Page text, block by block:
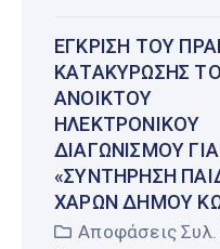
ΈΓΚΡΙΣΗ ΤΟΥ
ΚΑΤΑΚΎΡΩΣΗΣ
ΑΝΟΙΚΤΟΎ
ΗΛΕΚΤΡΟΝΙΚΟΎ
ΔΙΑΓΩΝΙΣΜΟΎ
«ΣΥΝΤΉΡΗΣΗ
ΧΑΡΏΝ ΔΉΜΟΥ
Αποφάσεις